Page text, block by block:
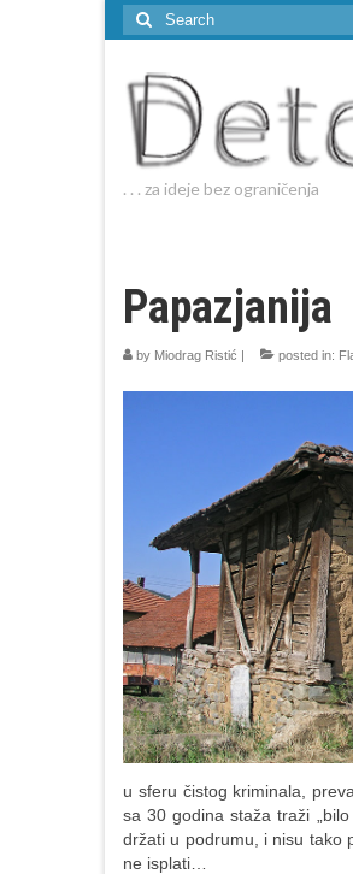
Search
for:
. . . za ideje bez ograničenja
Papazjanija
by Miodrag Ristić | posted in:
u sferu čistog kriminala,
sa 30 godina staža traži
držati u podrumu, i nisu
ne isplati…